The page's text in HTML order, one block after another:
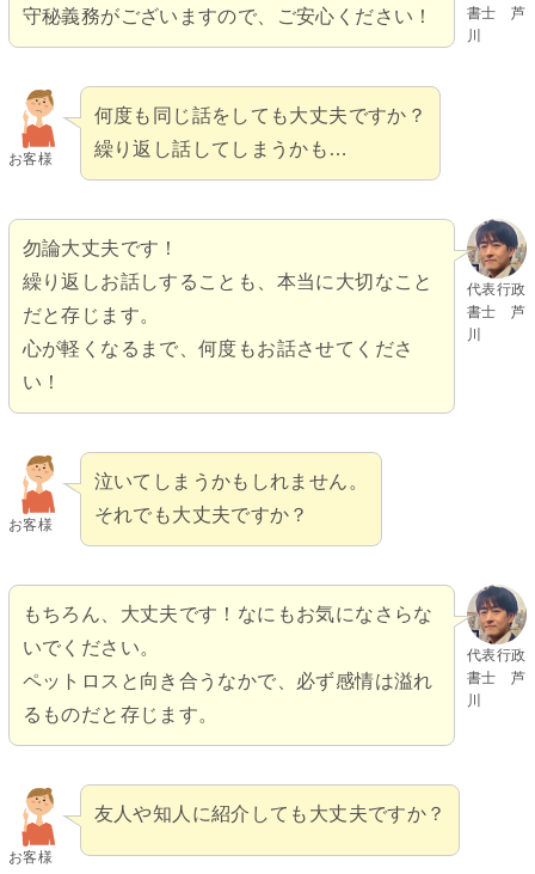
書士 芦
川
守秘義務がございますので、ご安心ください！
お客様
何度も同じ話をしても大丈夫ですか？
繰り返し話してしまうかも…
代表行政
書士 芦
川
勿論大丈夫です！
繰り返しお話しすることも、本当に大切なこと
だと存じます。
心が軽くなるまで、何度もお話させてくださ
い！
お客様
泣いてしまうかもしれません。
それでも大丈夫ですか？
代表行政
書士 芦
川
もちろん、大丈夫です！なにもお気になさらな
いでください。
ペットロスと向き合うなかで、必ず感情は溢れ
るものだと存じます。
お客様
友人や知人に紹介しても大丈夫ですか？